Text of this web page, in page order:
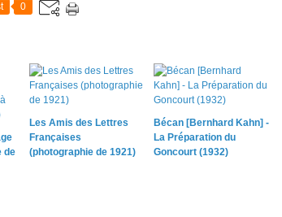
0
de
Les Amis des Lettres
Françaises
(photographie de 1921)
Bécan [Bernhard Kahn] -
La Préparation du
Goncourt (1932)